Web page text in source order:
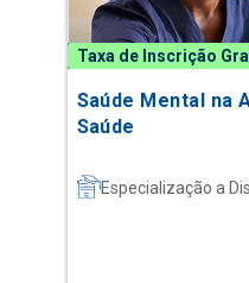
Taxa de Inscrição
Saúde Mental na
Saúde
Especialização a